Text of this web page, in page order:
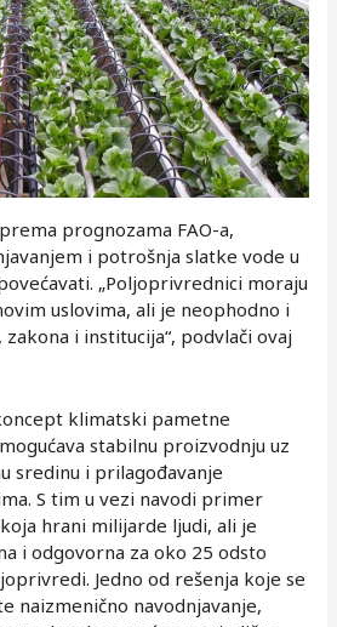
prognozama FAO-a,
i potrošnja slatke vode u
„Poljoprivrednici moraju
uslovima, ali je neophodno i
i institucija“, podvlači ovaj
klimatski pametne
stabilnu proizvodnju uz
sredinu i prilagođavanje
S tim u vezi navodi primer
hrani milijarde ljudi, ali je
i odgovorna za oko 25 odsto
Jedno od rešenja koje se
naizmenično navodnjavanje,